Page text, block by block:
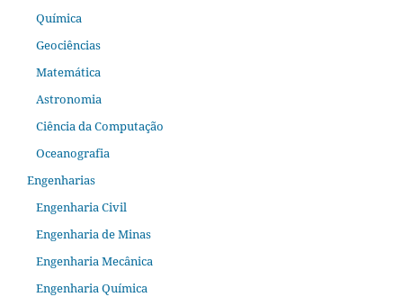
Química
Geociências
Matemática
Astronomia
Ciência da Computação
Oceanografia
Engenharias
Engenharia Civil
Engenharia de Minas
Engenharia Mecânica
Engenharia Química